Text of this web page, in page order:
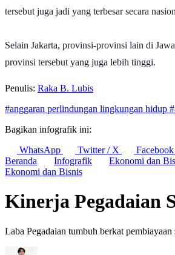
tersebut juga jadi yang terbesar secara
Selain Jakarta, provinsi-provinsi lain di
provinsi tersebut yang juga lebih tinggi.
Penulis: Raka B. Lubis
#anggaran perlindungan lingkungan hidup
Bagikan infografik ini:
WhatsApp
Twitter / X Facebook
Beranda
Infografik
Ekonomi dan
Ekonomi dan Bisnis
Kinerja Pegadaian
Laba Pegadaian tumbuh berkat